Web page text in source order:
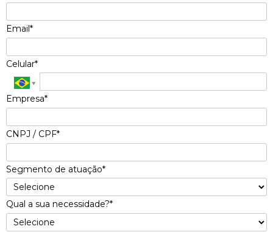
Email*
Celular*
Empresa*
CNPJ / CPF*
Segmento de atuação*
Qual a sua necessidade?*